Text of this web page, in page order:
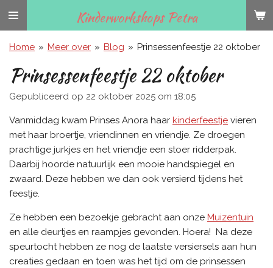
Ga
naar
hoofdinhoud
Kinderworkshops Petra
Home » Meer over » Blog » Prinsessenfeestje 22 oktober
Prinsessenfeestje 22 oktober
Gepubliceerd op 22 oktober 2025 om 18:05
Vanmiddag kwam Prinses Anora haar kinderfeestje vieren
met haar broertje, vriendinnen en vriendje. Ze droegen
prachtige jurkjes en het vriendje een stoer ridderpak.
Daarbij hoorde natuurlijk een mooie handspiegel en
zwaard. Deze hebben we dan ook versierd tijdens het
feestje.
Ze hebben een bezoekje gebracht aan onze Muizentuin
en alle deurtjes en raampjes gevonden. Hoera! Na deze
speurtocht hebben ze nog de laatste versiersels aan hun
creaties gedaan en toen was het tijd om de prinsessen